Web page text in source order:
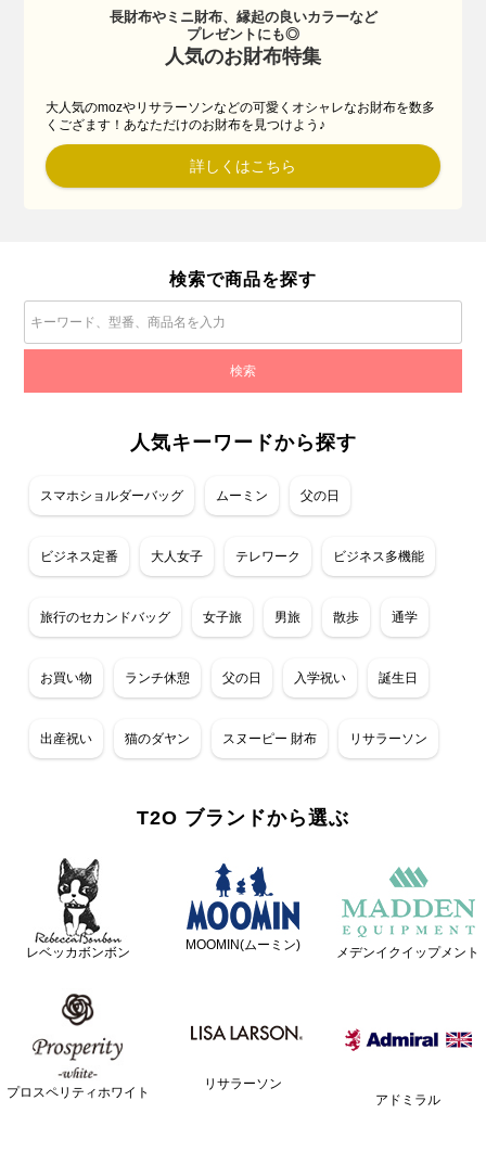
長財布やミニ財布、縁起の良いカラーなど
プレゼントにも◎
人気のお財布特集
大人気のmozやリサラーソンなどの可愛くオシャレなお財布を数多
くござます！あなただけのお財布を見つけよう♪
詳しくはこちら
検索で商品を探す
人気キーワードから探す
スマホショルダーバッグ ムーミン 父の日
ビジネス定番 大人女子 テレワーク ビジネス多機能
旅行のセカンドバッグ 女子旅 男旅 散歩 通学
お買い物 ランチ休憩 父の日 入学祝い 誕生日
出産祝い 猫のダヤン スヌーピー 財布 リサラーソン
T2O ブランドから選ぶ
レベッカボンボン MOOMIN(ムーミン) メデンイクイップメント
プロスペリティホワイト
リサラーソン
アドミラル